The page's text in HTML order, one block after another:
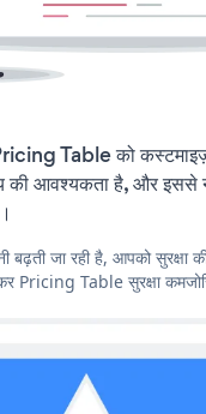
Table को
आवश्यकता है, और इससे
जा रही है, आपको सुरक्षा
Pricing Table सुरक्षा